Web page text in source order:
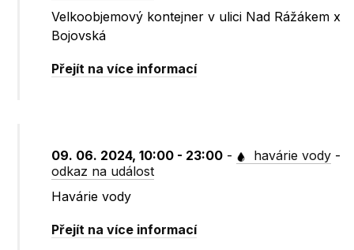
Velkoobjemový kontejner v ulici Nad Rážákem x
Bojovská
Přejít na více informací
09. 06. 2024, 10:00 - 23:00 - havárie vody -
odkaz na událost
Havárie vody
Přejít na více informací